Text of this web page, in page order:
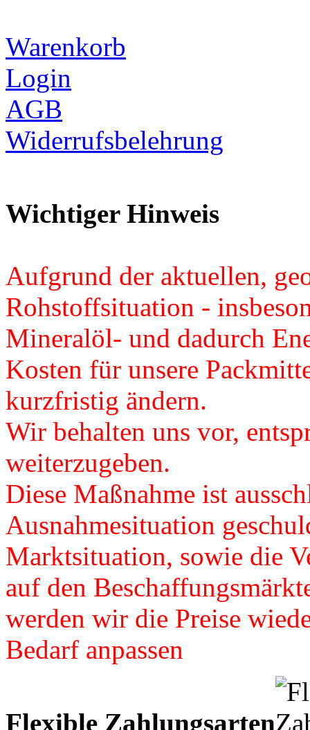
Warenkorb
Login
AGB
Widerrufsbelehrung
Wichtiger Hinweis
Aufgrund der aktuellen,
Rohstoffsituation -
Mineralöl- und dadurch
Kosten für unsere
kurzfristig ändern.
Wir behalten uns vor,
weiterzugeben.
Diese Maßnahme ist
Ausnahmesituation
Marktsituation, sowie die
auf den
werden wir die Preise
Bedarf anpassen
Flexible Zahlungsarten